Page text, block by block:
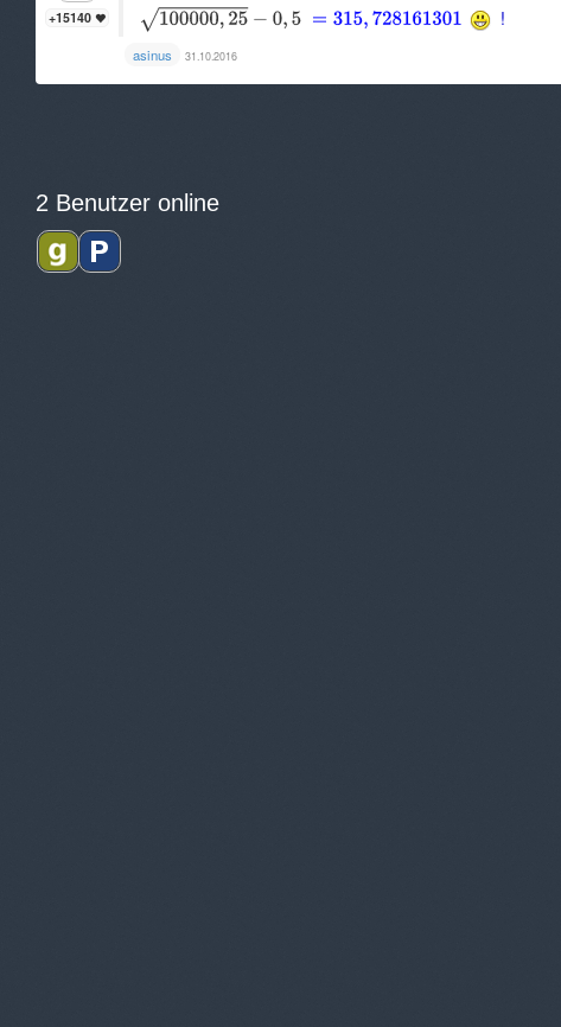
+15140 !
asinus 31.10.2016
2 Benutzer online